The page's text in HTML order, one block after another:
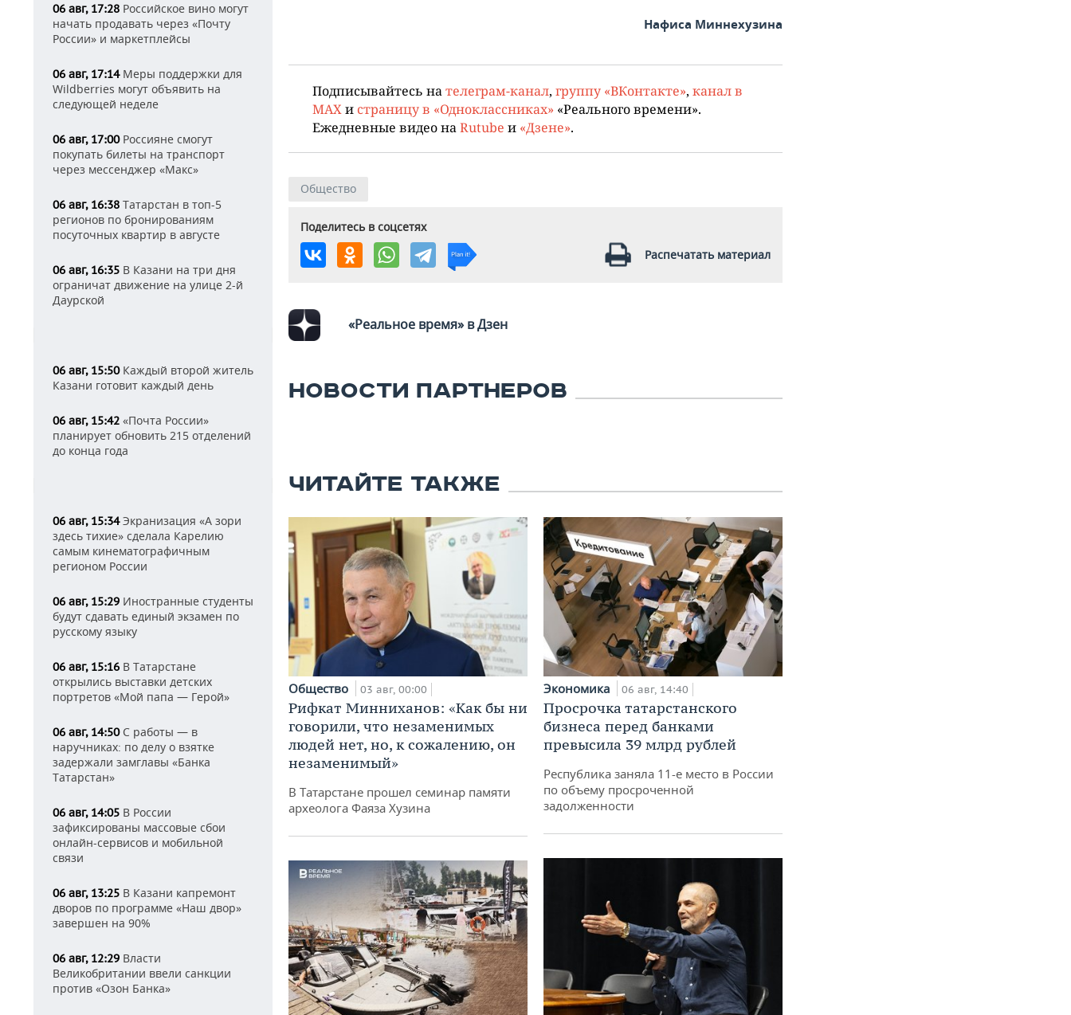
06 авг, 17:28 Российское вино могут
начать продавать через «Почту
России» и маркетплейсы
06 авг, 17:14Меры поддержки для
Wildberries могут объявить на
следующей неделе
06 авг, 17:00Россияне смогут
покупать билеты на транспорт
через мессенджер «Макс»
06 авг, 16:38 Татарстан в топ-5
регионов по бронированиям
посуточных квартир в августе
06 авг, 16:35 В Казани на три дня
ограничат движение на улице 2-й
Даурской
06 авг, 15:50Каждый второй житель
Казани готовит каждый день
06 авг, 15:42 «Почта России»
планирует обновить 215 отделений
до конца года
06 авг, 15:34Экранизация «А зори
здесь тихие» сделала Карелию
самым кинематографичным
регионом России
06 авг, 15:29 Иностранные студенты
будут сдавать единый экзамен по
русскому языку
06 авг, 15:16 В Татарстане
открылись выставки детских
портретов «Мой папа — Герой»
06 авг, 14:50С работы — в
наручниках: по делу о взятке
задержали замглавы «Банка
Татарстан»
06 авг, 14:05 В России
зафиксированы массовые сбои
онлайн-сервисов и мобильной
связи
06 авг, 13:25 В Казани капремонт
дворов по программе «Наш двор»
завершен на 90%
06 авг, 12:29 Власти
Великобритании ввели санкции
против «Озон Банка»
Нафиса Миннехузина
Подписывайтесь на телеграм-канал, группу «ВКонтакте», канал в
MAX и страницу в «Одноклассниках» «Реального времени».
Ежедневные видео на Rutube и «Дзене».
Общество
Поделитесь в соцсетях
Распечатать материал
«Реальное время» в Дзен
НОВОСТИ ПАРТНЕРОВ
ЧИТАЙТЕ ТАКЖЕ
Общество 03 авг, 00:00
Рифкат Минниханов: «Как бы ни
говорили, что незаменимых
людей нет, но, к сожалению, он
незаменимый»
В Татарстане прошел семинар памяти
археолога Фаяза Хузина
Экономика 06 авг, 14:40
Просрочка татарстанского
бизнеса перед банками
превысила 39 млрд рублей
Республика заняла 11-е место в России
по объему просроченной
задолженности